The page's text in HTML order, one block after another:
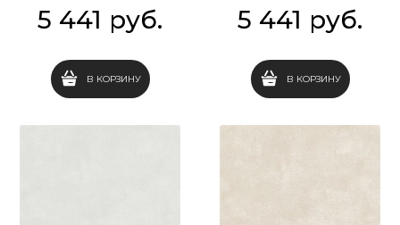
5 441 руб.
В КОРЗИНУ
5 441 руб.
В КОРЗИНУ